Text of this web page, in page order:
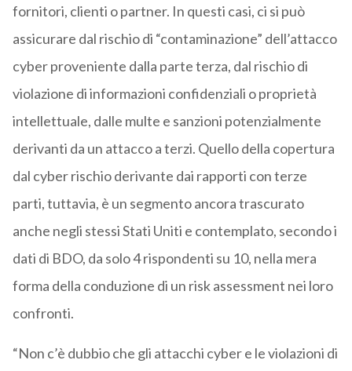
fornitori, clienti o partner. In questi casi, ci si può
assicurare dal rischio di “contaminazione” dell’attacco
cyber proveniente dalla parte terza, dal rischio di
violazione di informazioni confidenziali o proprietà
intellettuale, dalle multe e sanzioni potenzialmente
derivanti da un attacco a terzi. Quello della copertura
dal cyber rischio derivante dai rapporti con terze
parti, tuttavia, è un segmento ancora trascurato
anche negli stessi Stati Uniti e contemplato, secondo i
dati di BDO, da solo 4 rispondenti su 10, nella mera
forma della conduzione di un risk assessment nei loro
confronti.
“Non c’è dubbio che gli attacchi cyber e le violazioni di